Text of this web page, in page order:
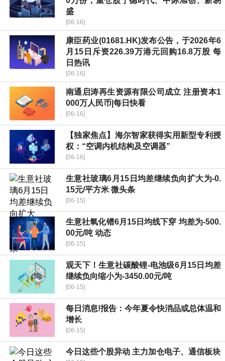
盛
[06-16]
康臣药业(01681.HK)发布公告，于2026年6
月15日斥资226.39万港元回购16.8万股 每
日热讯
[06-16]
南通启涛再生资源有限公司成立 注册资本1
000万人民币|每日快看
[06-16]
【独家焦点】海尔智家获得实用新型专利授
权：“空调内机结构及空调器”
[06-16]
生意社玻璃6月15日均差继续负向扩大为-0.
15元/平方米 微头条
[06-15]
生意社氧化镨6月15日均线下穿 均差为-500.
00元/吨 动态
[06-15]
观天下！生意社碳酸锂-电池级6月15日均差
继续负向缩小为-3450.00元/吨
[06-15]
每日消息!报告：今年夏令快消品或总体温和
增长
[06-15]
今日这些个股异动 主力加仓电子、通信板块